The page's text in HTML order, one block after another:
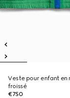
Veste pour enfant en
froissé
€750